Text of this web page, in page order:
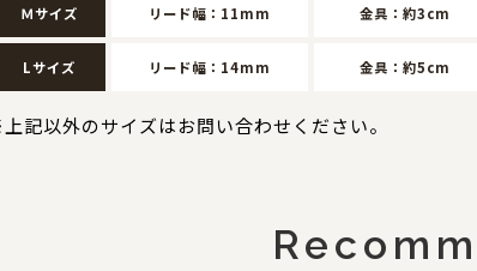
Ｍサイズ リード幅：11mm 金具：約3cm
Lサイズ リード幅：14mm 金具：約5cm
記以外のサイズはお問い合わせください。